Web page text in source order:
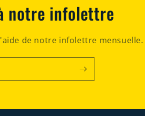
notre infolettre
de notre infolettre mensuelle.